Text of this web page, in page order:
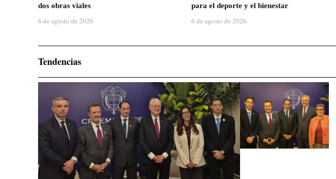
dos obras viales
6 de agosto de 2026
para el deporte y el bienestar
6 de agosto de 2026
Tendencias